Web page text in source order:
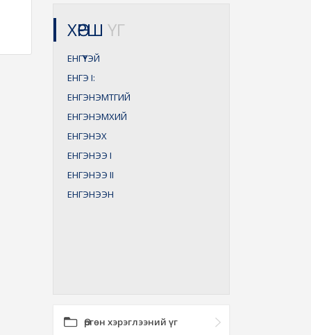
ХӨРШ ҮГ
ЕНГҮҮТЭЙ
ЕНГЭ I:
ЕНГЭНЭМТГИЙ
ЕНГЭНЭМХИЙ
ЕНГЭНЭХ
ЕНГЭНЭЭ I
ЕНГЭНЭЭ II
ЕНГЭНЭЭН
Өргөн хэрэглээний үг